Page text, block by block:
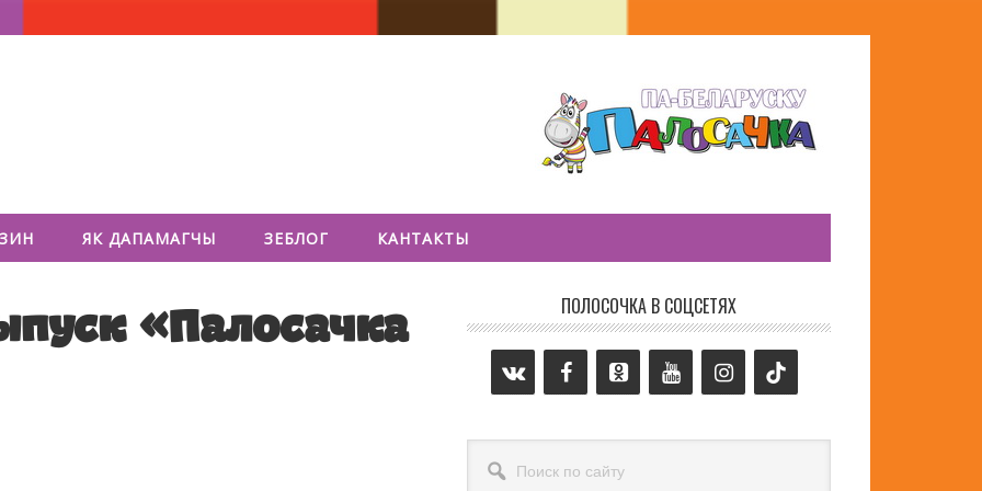
ЯК ДАПАМАГЧЫ ЗЕБЛОГ КАНТАКТЫ
«Палосачка
ОсновнойПОЛОСОЧКА В СОЦСЕТЯХ